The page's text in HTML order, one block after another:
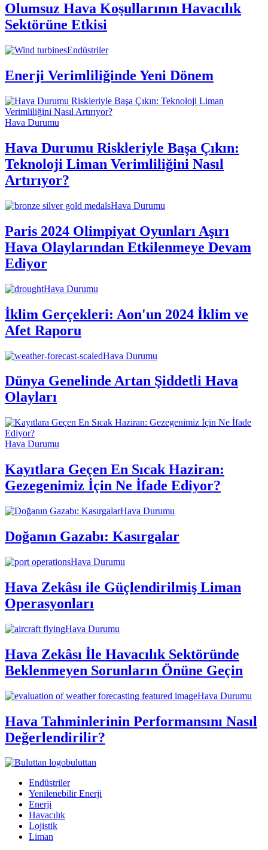
Olumsuz Hava Koşullarının Havacılık
Sektörüne Etkisi
Endüstriler
Enerji Verimliliğinde Yeni Dönem
Hava Durumu
Hava Durumu Riskleriyle Başa Çıkın:
Teknoloji Liman Verimliliğini Nasıl
Artırıyor?
Hava Durumu
Paris 2024 Olimpiyat Oyunları Aşırı
Hava Olaylarından Etkilenmeye Devam
Ediyor
Hava Durumu
İklim Gerçekleri: Aon'un 2024 İklim ve
Afet Raporu
Hava Durumu
Dünya Genelinde Artan Şiddetli Hava
Olayları
Hava Durumu
Kayıtlara Geçen En Sıcak Haziran:
Gezegenimiz İçin Ne İfade Ediyor?
Hava Durumu
Doğanın Gazabı: Kasırgalar
Hava Durumu
Hava Zekâsı ile Güçlendirilmiş Liman
Operasyonları
Hava Durumu
Hava Zekâsı İle Havacılık Sektöründe
Beklenmeyen Sorunların Önüne Geçin
Hava Durumu
Hava Tahminlerinin Performansını Nasıl
Değerlendirilir?
buluttan
Endüstriler
Yenilenebilir Enerji
Enerji
Havacılık
Lojistik
Liman